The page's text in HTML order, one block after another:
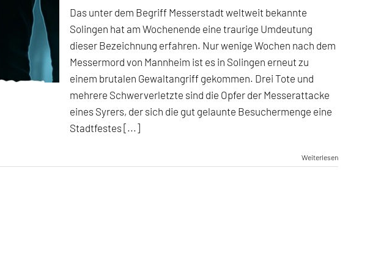
Das unter dem Begriff Messerstadt weltweit bekannte
Solingen hat am Wochenende eine traurige Umdeutung
dieser Bezeichnung erfahren. Nur wenige Wochen nach dem
Messermord von Mannheim ist es in Solingen erneut zu
einem brutalen Gewaltangriff gekommen. Drei Tote und
mehrere Schwerverletzte sind die Opfer der Messerattacke
eines Syrers, der sich die gut gelaunte Besuchermenge eine
Stadtfestes [...]
Weiterlesen